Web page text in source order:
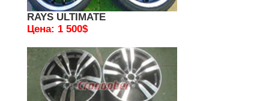
RAYS ULTIMATE
Цена: 1 500$